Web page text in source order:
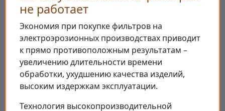
не работает
Экономия при покупке фильтров на
электроэрозионных производствах приводит
к прямо противоположным результатам –
увеличению длительности времени
обработки, ухудшению качества изделий,
высоким издержкам эксплуатации.
Технология высокопроизводительной